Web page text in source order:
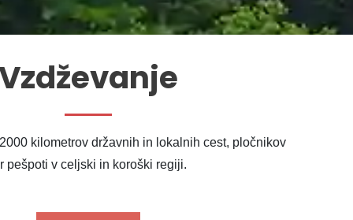
kilometrov državnih in lokalnih cest, pločnikov
pešpoti v celjski in koroški regiji.